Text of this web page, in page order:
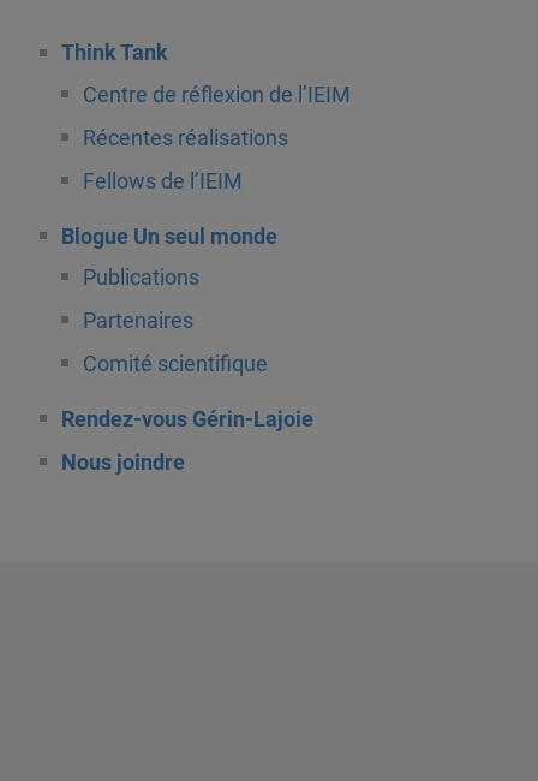
Think Tank
Centre de réflexion de l’IEIM
Récentes réalisations
Fellows de l’IEIM
Blogue Un seul monde
Publications
Partenaires
Comité scientifique
Rendez-vous Gérin-Lajoie
Nous joindre